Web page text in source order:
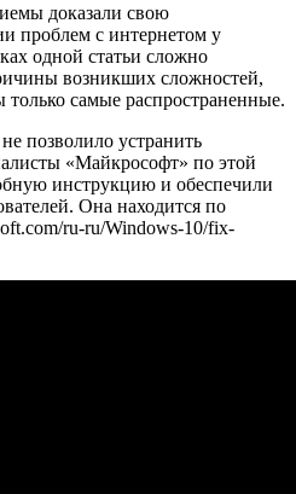
доказали свою
проблем с интернетом у
одной статьи сложно
возникших сложностей,
самые распространенные.
позволило устранить
«Майкрософт» по этой
инструкцию и обеспечили
Она находится по
ru-ru/Windows-10/fix-